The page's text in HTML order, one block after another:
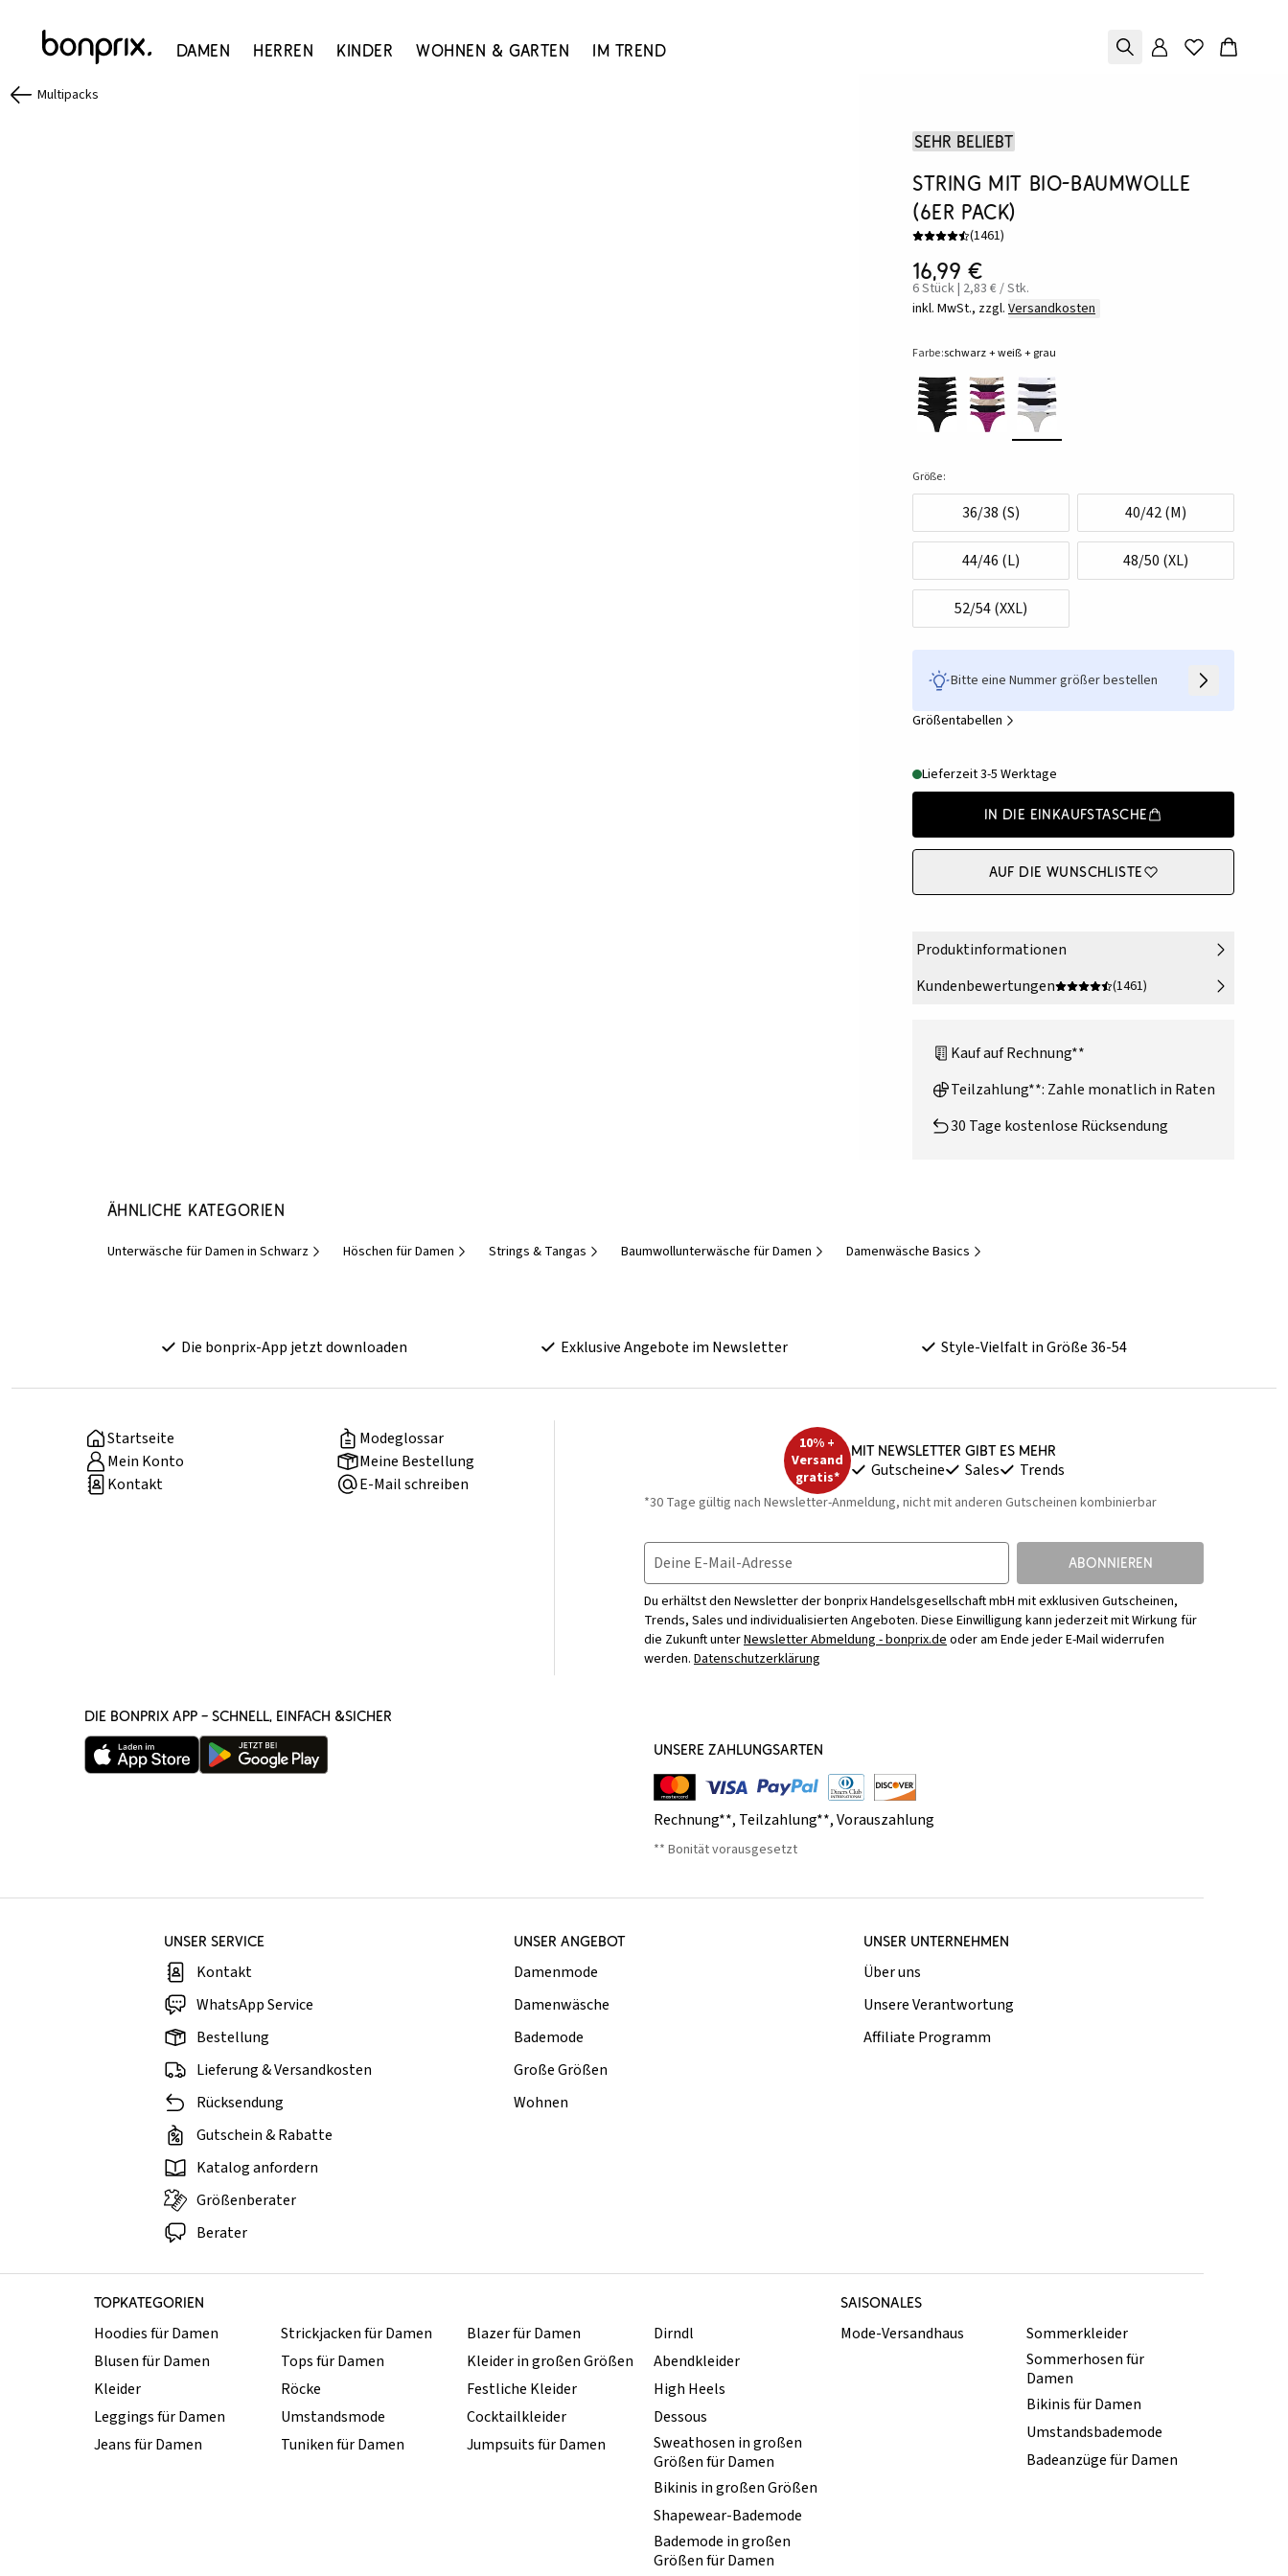
Damen Herren Kinder Wohnen & Garten Im Trend
Multipacks
Sehr beliebt
String mit Bio-Baumwolle
(6er Pack)
(1461)
16,99 €
6 Stück | 2,83 € / Stk.
inkl. MwSt., zzgl. Versandkosten
Farbe:schwarz + weiß + grau
Größe:
36/38 (S) 40/42 (M)
44/46 (L) 48/50 (XL)
52/54 (XXL)
Bitte eine Nummer größer bestellen
Größentabellen
Lieferzeit 3-5 Werktage
In die Einkaufstasche
Auf die Wunschliste
Produktinformationen
Kundenbewertungen
(1461)
Kauf auf Rechnung**
Teilzahlung**: Zahle monatlich in Raten
30 Tage kostenlose Rücksendung
Ähnliche Kategorien
Unterwäsche für Damen in Schwarz Höschen für Damen Strings & Tangas Baumwollunterwäsche für Damen Damenwäsche Basics
Die bonprix-App jetzt downloaden Exklusive Angebote im Newsletter Style-Vielfalt in Größe 36-54
Startseite
Modeglossar
Mein Konto
Meine Bestellung
Kontakt
E-Mail schreiben
10% +
Versand
gratis*
Mit Newsletter gibt es mehr
Gutscheine Sales Trends
*30 Tage gültig nach Newsletter-Anmeldung, nicht mit anderen Gutscheinen kombinierbar
Deine E-Mail-Adresse ABONNIEREN
Du erhältst den Newsletter der bonprix Handelsgesellschaft mbH mit exklusiven Gutscheinen,
Trends, Sales und individualisierten Angeboten. Diese Einwilligung kann jederzeit mit Wirkung für
die Zukunft unterNewsletter Abmeldung - bonprix.deoder am Ende jeder E-Mail widerrufen
werden. Datenschutzerklärung
DIE BONPRIX APP – SCHNELL, EINFACH &SICHER
UNSERE ZAHLUNGSARTEN
Rechnung**, Teilzahlung**,Vorauszahlung
** Bonität vorausgesetzt
UNSER SERVICE
Kontakt
WhatsApp Service
Bestellung
Lieferung & Versandkosten
Rücksendung
Gutschein & Rabatte
Katalog anfordern
Größenberater
Berater
UNSER ANGEBOT
Damenmode
Damenwäsche
Bademode
Große Größen
Wohnen
UNSER UNTERNEHMEN
Über uns
Unsere Verantwortung
Affiliate Programm
TOPKATEGORIEN SAISONALES
Hoodies für Damen
Blusen für Damen
Kleider
Leggings für Damen
Jeans für Damen
Strickjacken für Damen
Tops für Damen
Röcke
Umstandsmode
Tuniken für Damen
Blazer für Damen
Kleider in großen Größen
Festliche Kleider
Cocktailkleider
Jumpsuits für Damen
Dirndl
Abendkleider
High Heels
Dessous
Sweathosen in großen
Größen für Damen
Mode-Versandhaus
Sommerkleider
Sommerhosen für
Damen
Bikinis für Damen
Umstandsbademode
Badeanzüge für Damen
Bikinis in großen Größen
Shapewear-Bademode
Bademode in großen
Größen für Damen